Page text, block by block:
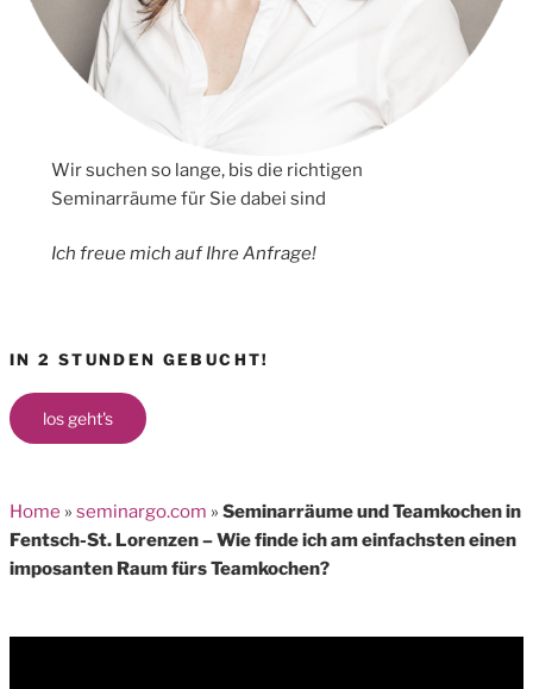
Wir suchen so lange, bis die richtigen
Seminarräume für Sie dabei sind
Ich freue mich auf Ihre Anfrage!
IN 2 STUNDEN GEBUCHT!
los geht's
Home » seminargo.com » Seminarräume und Teamkochen in
Fentsch-St. Lorenzen – Wie finde ich am einfachsten einen
imposanten Raum fürs Teamkochen?